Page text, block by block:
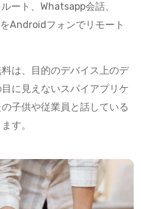
ート、Whatsapp会話、
Androidフォンでリモート
は、目的のデバイス上のデ
に見えないスパイアプリケ
子供や従業員と話している
す。